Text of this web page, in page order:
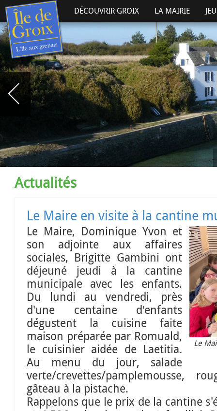
DÉCOUVRIR GROIX LA MAIRIE
Actualités
Le Maire en visite à la cantine
Le
Le Maire, Dominique Yvon et
son adjointe aux affaires
sociales, Brigitte Gambini ont
déjeuné jeudi à la cantine
municipale avec les enfants.
Du lundi au vendredi, près
d'une centaine d'enfants
dégustent la cuisine faite
maison préparée par Romuald,
le cuisinier aidée de Laetitia.
Au menu du jour, salade
verte/crevettes/pamplemousse,
gâteau à la pistache.
Rappelons que le prix de la cantine